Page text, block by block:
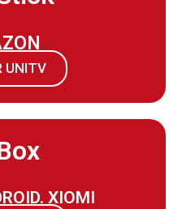
UNITV
XIOMI